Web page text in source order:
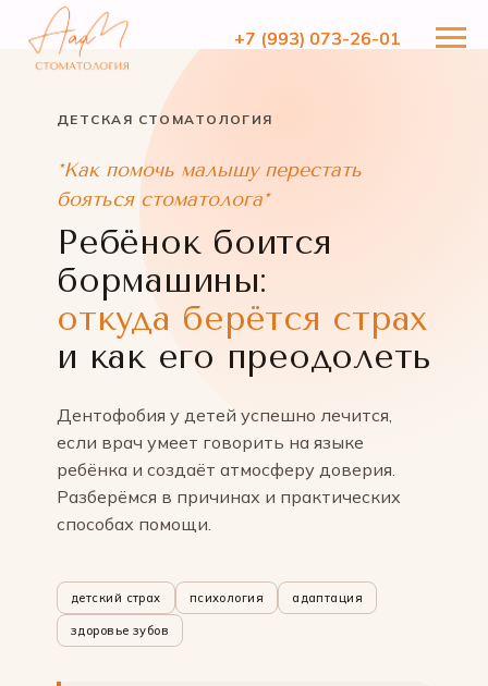
+7 (993) 073-26-01
+7 (993) 073-26-01
ДЕТСКАЯ СТОМАТОЛОГИЯ
*Как помочь малышу перестать
бояться стоматолога*
Ребёнок боится
бормашины:
откуда берётся страх
и как его преодолеть
Дентофобия у детей успешно лечится,
если врач умеет говорить на языке
ребёнка и создаёт атмосферу доверия.
Разберёмся в причинах и практических
способах помощи.
детский страх психология адаптация
здоровье зубов